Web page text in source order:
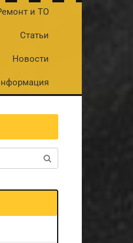
и ТО
Статьи
Новости